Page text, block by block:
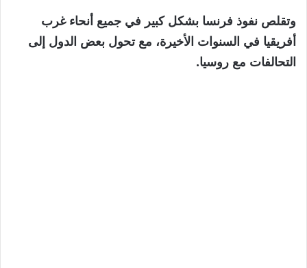
وتقلص نفوذ فرنسا بشكل كبير في جميع أنحاء غرب
أفريقيا في السنوات الأخيرة، مع تحول بعض الدول إلى
التحالفات مع روسيا.